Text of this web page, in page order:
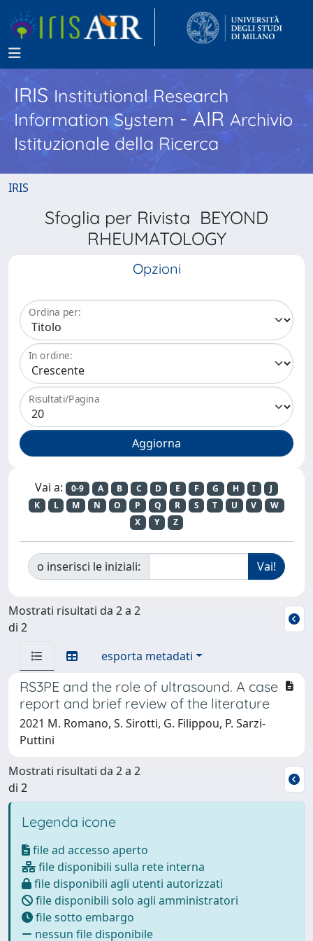
IRISInstitutional Research
Information System - AIR Archivio
Istituzionale della Ricerca
IRIS
Sfoglia per Rivista BEYOND
RHEUMATOLOGY
Opzioni
Ordina per:
In ordine:
Risultati/Pagina
Vai a: 0-9 A B C D E F G H I
J
K
L M N O P Q R S T U V
W
X
Y Z
o inserisci le iniziali:
Mostrati risultati da 2 a 2
di 2
esporta metadati
RS3PE and the role of ultrasound. A case
report and brief review of the literature
2021 M. Romano, S. Sirotti, G. Filippou, P. Sarzi-
Puttini
Mostrati risultati da 2 a 2
di 2
Legenda icone
file ad accesso aperto
file disponibili sulla rete interna
file disponibili agli utenti autorizzati
file disponibili solo agli amministratori
file sotto embargo
nessun file disponibile